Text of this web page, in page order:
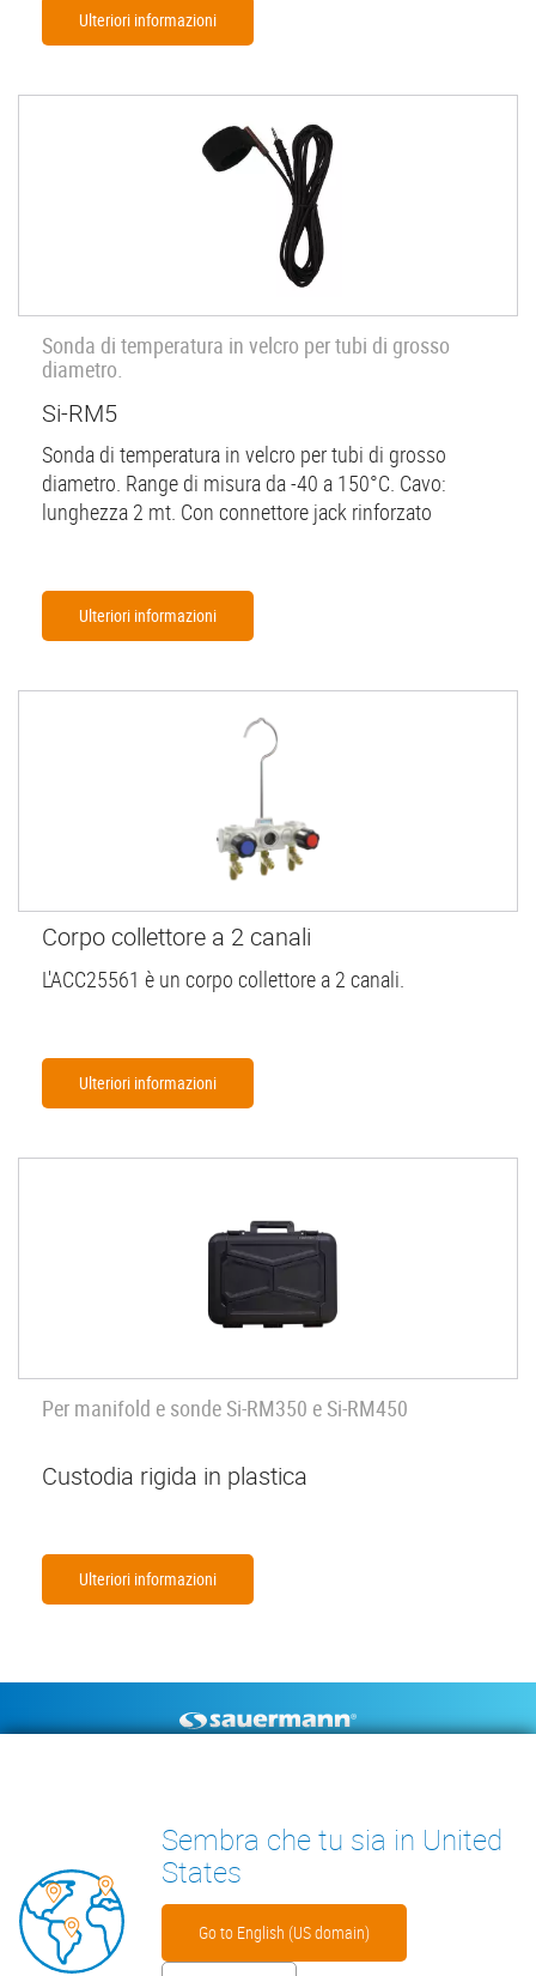
Ulteriori informazioni
Sonda di temperatura in velcro per tubi di grosso
diametro.
Si-RM5
Sonda di temperatura in velcro per tubi di grosso
diametro. Range di misura da -40 a 150°C. Cavo:
lunghezza 2 mt. Con connettore jack rinforzato
Ulteriori informazioni
Corpo collettore a 2 canali
L'ACC25561 è un corpo collettore a 2 canali.
Ulteriori informazioni
Per manifold e sonde Si-RM350 e Si-RM450
Custodia rigida in plastica
Ulteriori informazioni
DOCUMENTAZIONE TECNICA
CONTATTO
Sembra che tu sia in United
States
Go to English (US domain)